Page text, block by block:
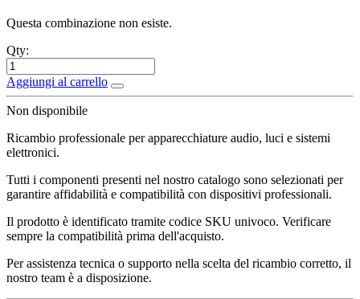
Questa combinazione non esiste.
Qty:
Aggiungi al carrello
Non disponibile
Ricambio professionale per apparecchiature audio, luci e sistemi
elettronici.
Tutti i componenti presenti nel nostro catalogo sono selezionati per
garantire affidabilità e compatibilità con dispositivi professionali.
Il prodotto è identificato tramite codice SKU univoco. Verificare
sempre la compatibilità prima dell'acquisto.
Per assistenza tecnica o supporto nella scelta del ricambio corretto, il
nostro team è a disposizione.